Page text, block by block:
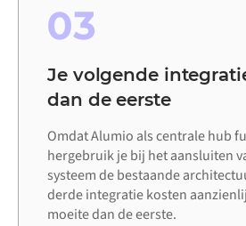
03
Je volgende
dan de eerste
Omdat Alumio als centrale hub
hergebruik je bij het aansluiten
systeem de bestaande
derde integratie kosten
moeite dan de eerste.